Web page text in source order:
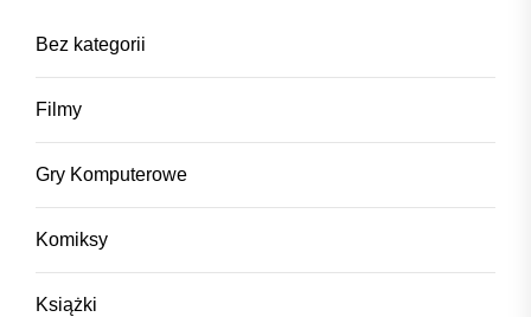
Bez kategorii
Filmy
Gry Komputerowe
Komiksy
Książki